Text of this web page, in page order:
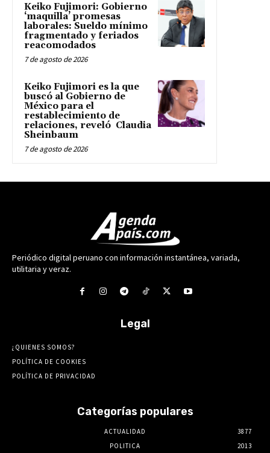
Keiko Fujimori: Gobierno
‘maquilla’ promesas
laborales: Sueldo mínimo
fragmentado y feriados
reacomodados
7 de agosto de 2026
Keiko Fujimori es la que
buscó al Gobierno de
México para el
restablecimiento de
relaciones, reveló Claudia
Sheinbaum
7 de agosto de 2026
Periódico digital peruano con información instantánea, variada,
utilitaria y veraz.
Legal
¿QUIENES SOMOS?
POLÍTICA DE COOKIES
POLÍTICA DE PRIVACIDAD
Categorías populares
ACTUALIDAD
3877
POLITICA
2013